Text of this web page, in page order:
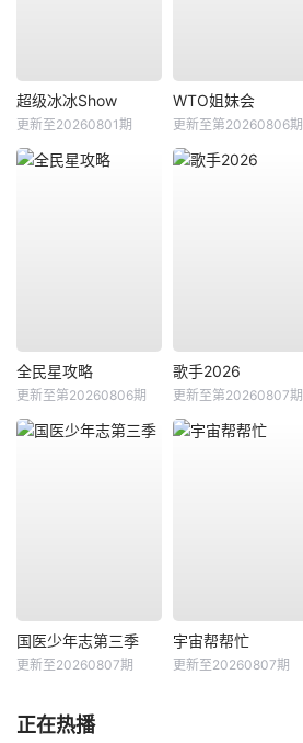
超级冰冰Show
更新至20260801期
WTO姐妹会
更新至第20260806期
全民星攻略
更新至第20260806期
歌手2026
更新至第20260807期
国医少年志第三季
更新至20260807期
宇宙帮帮忙
更新至20260807期
正在热播